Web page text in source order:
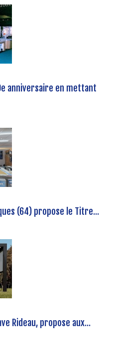
anniversaire en mettant
(64) propose le Titre...
Rideau, propose aux...